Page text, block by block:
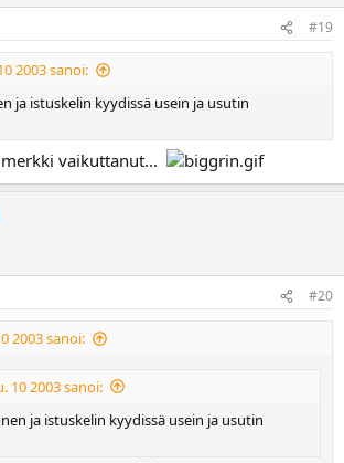
#19
2003 sanoi:
ja istuskelin kyydissä usein ja usutin
vaikuttanut...
#20
2003 sanoi:
10 2003 sanoi:
ja istuskelin kyydissä usein ja usutin